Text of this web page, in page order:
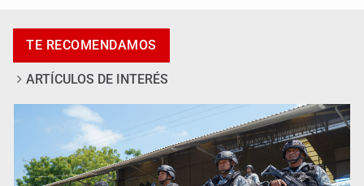
por falta de municiones
TE RECOMENDAMOS
ARTÍCULOS DE INTERÉS